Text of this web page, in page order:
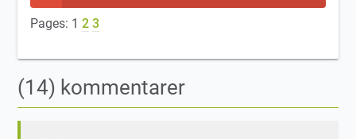
Pages: 1 2 3
(14) kommentarer